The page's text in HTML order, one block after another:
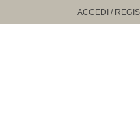
ACCEDI /